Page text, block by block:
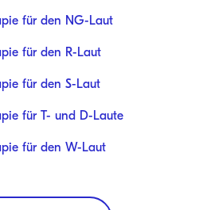
für den NG-Laut
für den R-Laut
für den S-Laut
für T- und D-Laute
für den W-Laut